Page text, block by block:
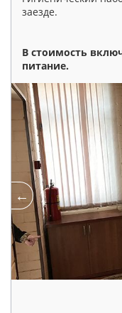
заезде.
В стоимость
питание.